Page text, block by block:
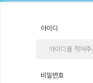
아이디
비밀번호